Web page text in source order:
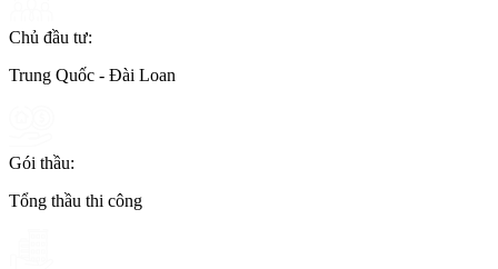
Chủ đầu tư:
Trung Quốc - Đài Loan
Gói thầu:
Tổng thầu thi công